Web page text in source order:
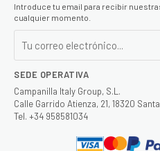
Introduce tu email para recibir
cualquier momento.
SEDE OPERATIVA
Campanilla Italy Group, S.L.
Calle Garrido Atienza, 21, 18320
Tel. +34 958581034